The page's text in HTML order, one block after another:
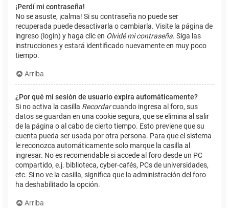
¡Perdí mi contraseña!
No se asuste, ¡calma! Si su contraseña no puede ser
recuperada puede desactivarla o cambiarla. Visite la página de
ingreso (login) y haga clic en Olvidé mi contraseña. Siga las
instrucciones y estará identificado nuevamente en muy poco
tiempo.
Arriba
¿Por qué mi sesión de usuario expira automáticamente?
Si no activa la casilla Recordarcuando ingresa al foro, sus
datos se guardan en una cookie segura, que se elimina al salir
de la página o al cabo de cierto tiempo. Esto previene que su
cuenta pueda ser usada por otra persona. Para que el sistema
le reconozca automáticamente solo marque la casilla al
ingresar. No es recomendable si accede al foro desde un PC
compartido, e.j. biblioteca, cyber-cafés, PCs de universidades,
etc. Si no ve la casilla, significa que la administración del foro
ha deshabilitado la opción.
Arriba